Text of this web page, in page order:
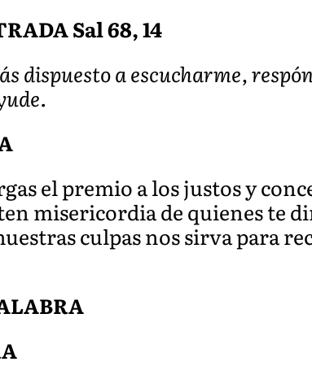
Sal 68, 14
dispuesto a escucharme,
el premio a los justos y
misericordia de quienes te
culpas nos sirva para